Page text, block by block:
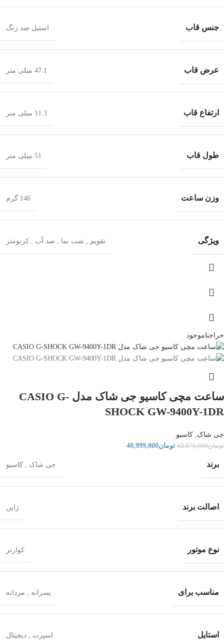
جنس قاب استیل ضد زنگ
عرض قاب 47.1 میلی متر
ارتفاع قاب 11.3 میلی متر
طول قاب 51 میلی متر
وزن ساعت 146 گرم
ویژگی تقویم , شب‌ نما , ضد آب , کرنومتر
حراجناموجود
ساعت مچی کاسیو جی شاک مدل CASIO G-
SHOCK GW-9400Y-1DR
جی شاک کاسیو
تومان42,876,000 تومان40,999,000
برند جی شاک کاسیو
اصالت برند ژاپن
نوع موتور کوارتز
مناسب برای پسرانه مردانه
استایل اسپرت دیجیتال